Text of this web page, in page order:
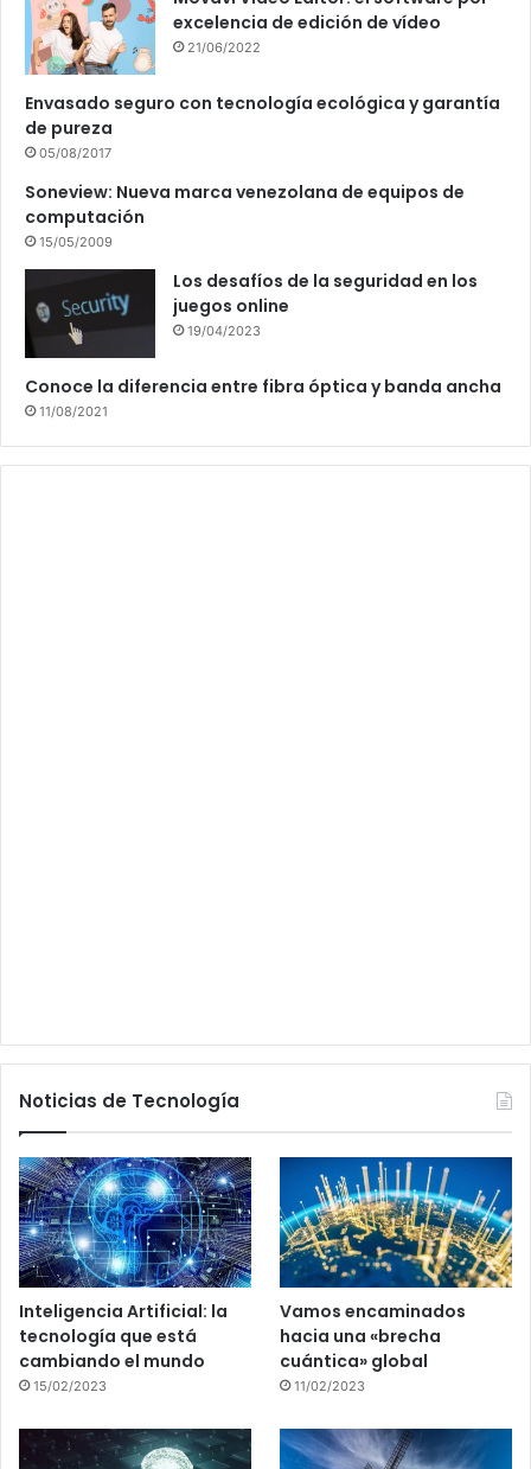
excelencia de edición de vídeo
21/06/2022
Envasado seguro con tecnología ecológica y garantía
de pureza
05/08/2017
Soneview: Nueva marca venezolana de equipos de
computación
15/05/2009
Los desafíos de la seguridad en los
juegos online
19/04/2023
Conoce la diferencia entre fibra óptica y banda ancha
11/08/2021
Noticias de Tecnología
Inteligencia Artificial: la
tecnología que está
cambiando el mundo
15/02/2023
Vamos encaminados
hacia una «brecha
cuántica» global
11/02/2023